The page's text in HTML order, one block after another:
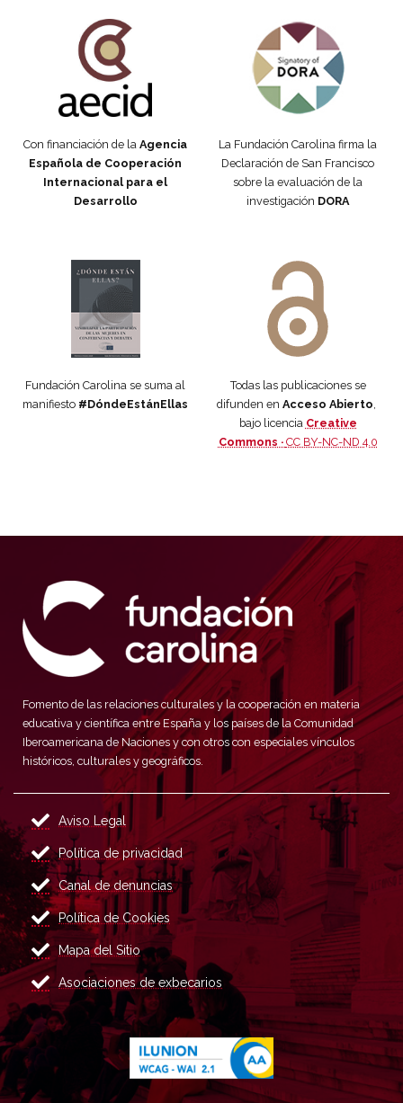
Con financiación de la Agencia
Española de Cooperación
Internacional para el
Desarrollo
La Fundación Carolina firma la
Declaración de San Francisco
sobre la evaluación de la
investigación DORA
Fundación Carolina se suma al
manifiesto #DóndeEstánEllas
Todas las publicaciones se
difunden en Acceso Abierto
bajo licencia Creative
Commons · CC BY-NC-ND 4.0
Fomento de las relaciones culturales y la cooperación en materia
educativa y científica entre España y los países de la Comunidad
Iberoamericana de Naciones y con otros con especiales vínculos
históricos, culturales y geográficos.
Aviso Legal
Política de privacidad
Canal de denuncias
Política de Cookies
Mapa del Sitio
Asociaciones de exbecarios